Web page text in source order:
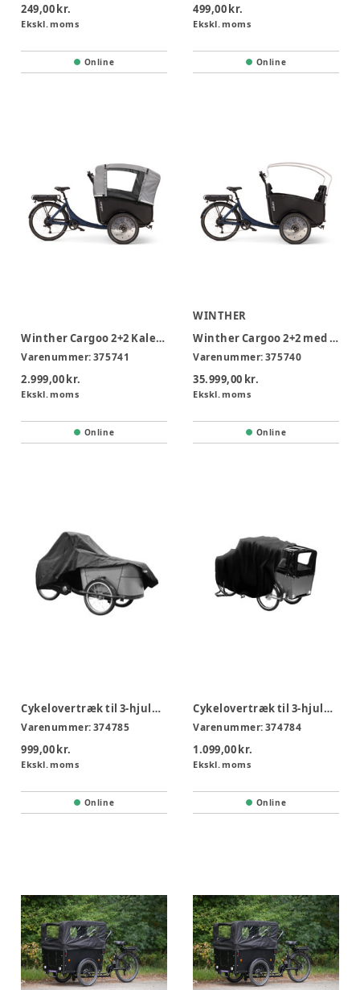
249,00 kr.
Ekskl. moms
Online
499,00 kr.
Ekskl. moms
Online
Winther Cargoo 2+2 Kaleche Sort
Varenummer:375741
2.999,00 kr.
Ekskl. moms
Online
WINTHER
Winther Cargoo 2+2 med E-lmotor
Varenummer:375740
35.999,00 kr.
Ekskl. moms
Online
Cykelovertræk til 3-hjulet ladcykle uden kaleche
Varenummer:374785
999,00 kr.
Ekskl. moms
Online
Cykelovertræk til 3-hjulet ladcykle med kaleche
Varenummer:374784
1.099,00 kr.
Ekskl. moms
Online